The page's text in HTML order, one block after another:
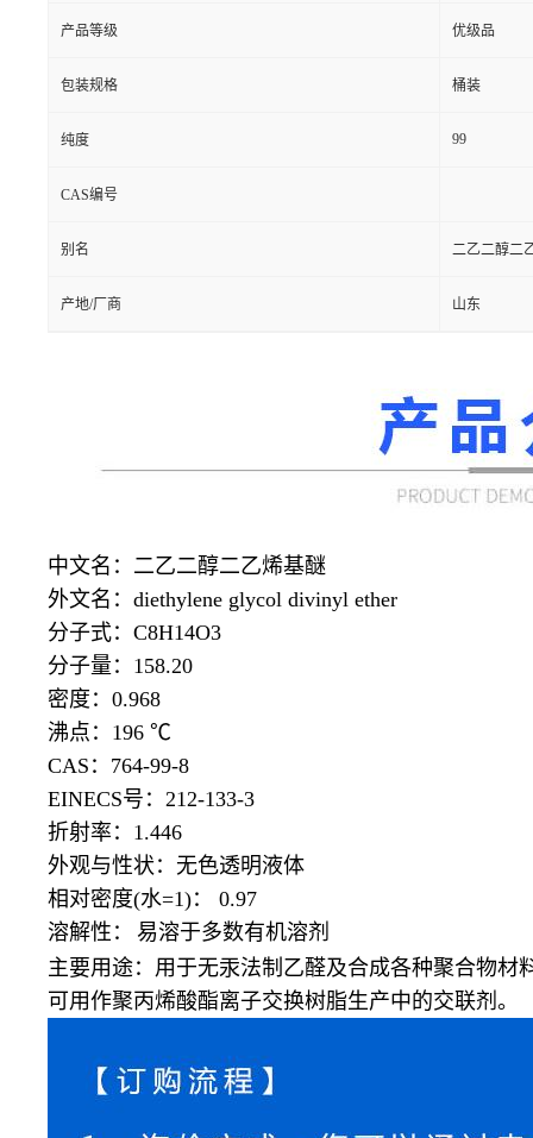
产品等级 优级品
包装规格 桶装
纯度 99
CAS编号
别名 二乙二醇二
产地/厂商 山东
中文名：二乙二醇二乙烯基醚
外文名： diethylene glycol divinyl ether
分子式： C8H14O3
分子量： 158.20
密度： 0.968
沸点： 196 ℃
CAS：764-99-8
EINECS号：212-133-3
折射率： 1.446
外观与性状：无色透明液体
相对密度(水=1)： 0.97
溶解性：
易溶于多数有机溶剂
主要用途：用于无汞法制乙醛及合成各种聚合物
可用作聚丙烯酸酯离子交换树脂生产中的交联剂。